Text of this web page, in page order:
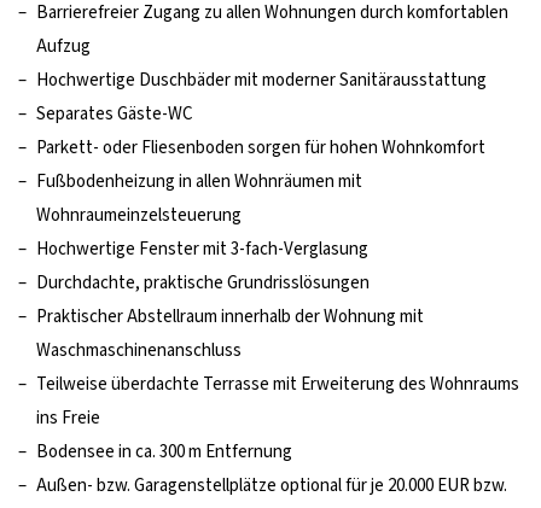
– Barrierefreier Zugang zu allen Wohnungen durch komfortablen
Aufzug
– Hochwertige Duschbäder mit moderner Sanitärausstattung
– Separates Gäste-WC
– Parkett- oder Fliesenboden sorgen für hohen Wohnkomfort
– Fußbodenheizung in allen Wohnräumen mit
Wohnraumeinzelsteuerung
– Hochwertige Fenster mit 3-fach-Verglasung
– Durchdachte, praktische Grundrisslösungen
– Praktischer Abstellraum innerhalb der Wohnung mit
Waschmaschinenanschluss
– Teilweise überdachte Terrasse mit Erweiterung des Wohnraums
ins Freie
– Bodensee in ca. 300 m Entfernung
– Außen- bzw. Garagenstellplätze optional für je 20.000 EUR bzw.